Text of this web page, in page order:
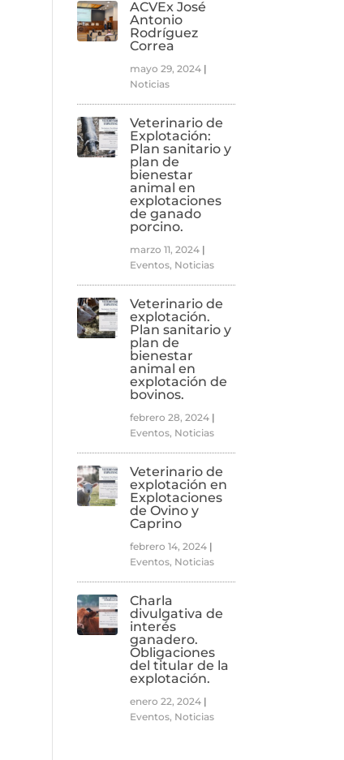
ACVEx José
Antonio
Rodríguez
Correa
mayo 29, 2024 |
Noticias
Veterinario de
Explotación:
Plan sanitario y
plan de
bienestar
animal en
explotaciones
de ganado
porcino.
marzo 11, 2024 |
Eventos, Noticias
Veterinario de
explotación.
Plan sanitario y
plan de
bienestar
animal en
explotación de
bovinos.
febrero 28, 2024 |
Eventos, Noticias
Veterinario de
explotación en
Explotaciones
de Ovino y
Caprino
febrero 14, 2024 |
Eventos, Noticias
Charla
divulgativa de
interés
ganadero.
Obligaciones
del titular de la
explotación.
enero 22, 2024 |
Eventos, Noticias